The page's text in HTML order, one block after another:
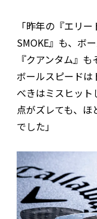
「昨年の『エリ
SMOKE』も、ボ
『クアンタム』
ボールスピードは
べきはミスヒット
点がズレても、
でした」